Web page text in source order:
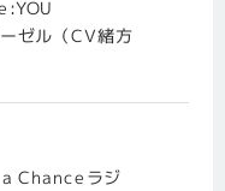
ゼル（CV緒方
a Chanceラジ